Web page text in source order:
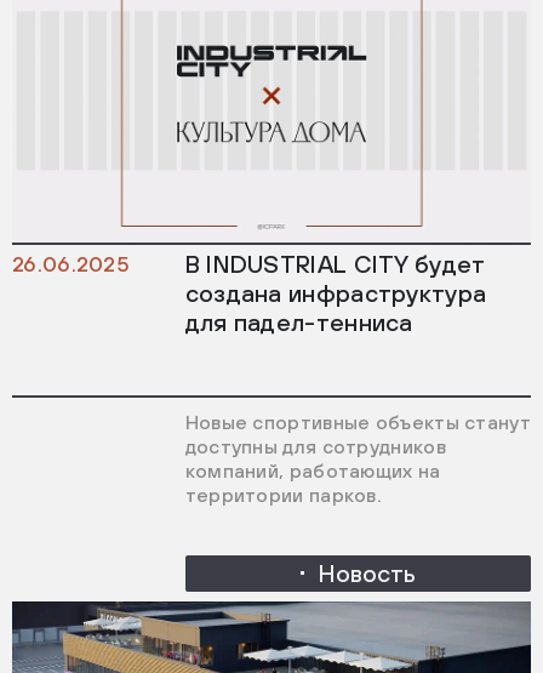
26.06.2025
В INDUSTRIAL CITY будет
создана инфраструктура
для падел-тенниса
Новые спортивные объекты станут
доступны для сотрудников
компаний, работающих на
территории парков.
Новость